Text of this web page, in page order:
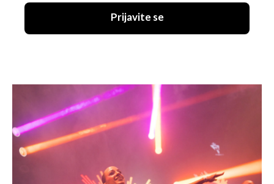
Prijavite se